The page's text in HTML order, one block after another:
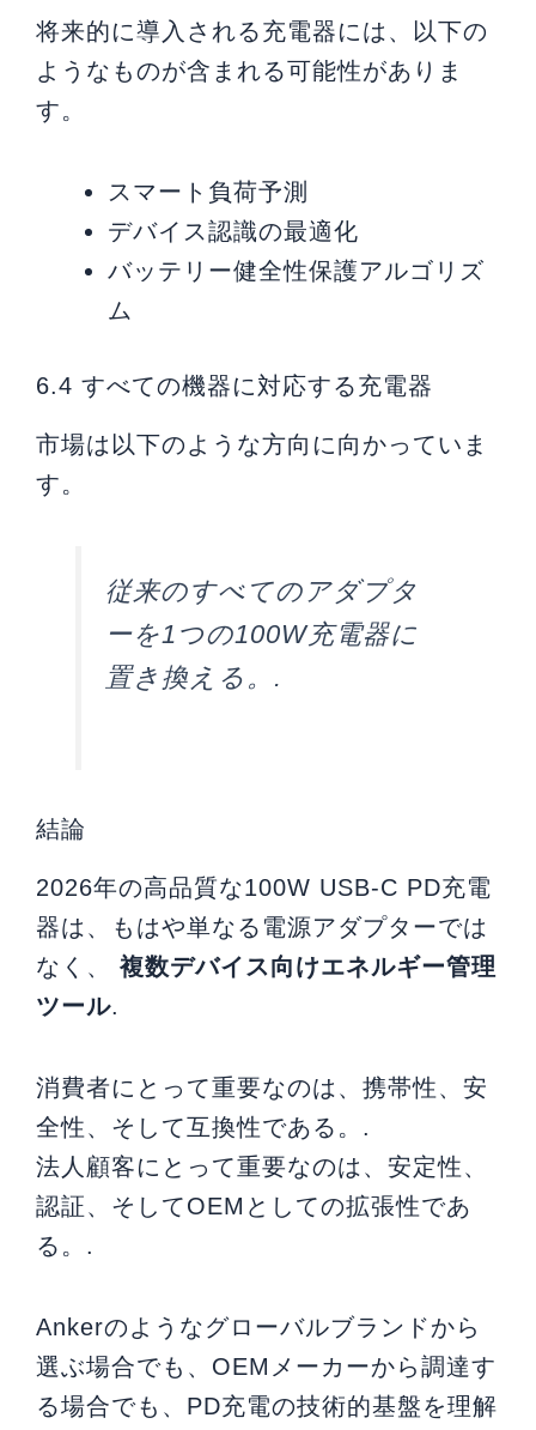
将来的に導入される充電器には、以下の
ようなものが含まれる可能性がありま
す。
スマート負荷予測
デバイス認識の最適化
バッテリー健全性保護アルゴリズ
ム
6.4 すべての機器に対応する充電器
市場は以下のような方向に向かっていま
す。
従来のすべてのアダプタ
ーを1つの100W充電器に
置き換える。.
結論
2026年の高品質な100W USB-C PD充電
器は、もはや単なる電源アダプターでは
なく、 複数デバイス向けエネルギー管理
ツール.
消費者にとって重要なのは、携帯性、安
全性、そして互換性である。.
法人顧客にとって重要なのは、安定性、
認証、そしてOEMとしての拡張性であ
る。.
Ankerのようなグローバルブランドから
選ぶ場合でも、OEMメーカーから調達す
る場合でも、PD充電の技術的基盤を理解